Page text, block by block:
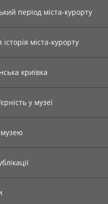
період міста-курорту
історія міста-курорту
криївка
у музеї
музею